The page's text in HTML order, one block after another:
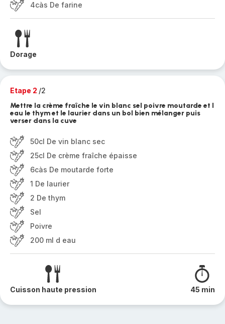
4càs De farine
Dorage
Etape 2 /2
Mettre la crème fraîche le vin blanc sel poivre moutarde et l
eau le thym et le laurier dans un bol bien mélanger puis
verser dans la cuve
50cl De vin blanc sec
25cl De crème fraîche épaisse
6càs De moutarde forte
1 De laurier
2 De thym
Sel
Poivre
200 ml d eau
Cuisson haute pression 45 min